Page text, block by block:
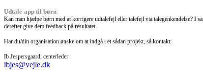
Udtale-app til børn
Kan man hjælpe børn med at korrigere udtalefejl eller talefejl via talegenkendelse? I
derefter give dem feedback på resultatet.
Har du/din organisation ønske om at indgå i et sådan projekt, så kontakt:
Ib Jespersgaard, centerleder
ibjes@vejle.dk